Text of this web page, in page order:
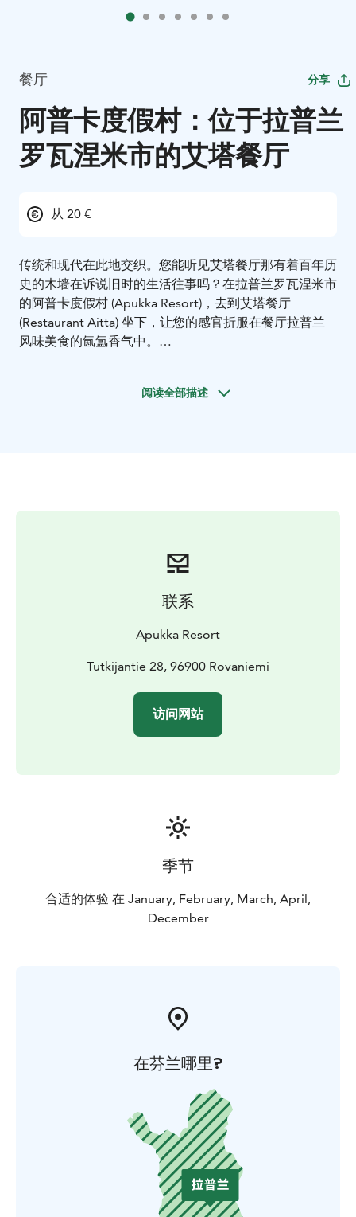
餐厅 分享
阿普卡度假村：位于拉普兰
罗瓦涅米市的艾塔餐厅
从 20 €
传统和现代在此地交织。您能听见艾塔餐厅那有着百年历
史的木墙在诉说旧时的生活往事吗？在拉普兰罗瓦涅米市
的阿普卡度假村 (Apukka Resort)，去到艾塔餐厅
(Restaurant Aitta) 坐下，让您的感官折服在餐厅拉普兰
风味美食的氤氲香气中。
这里，美酒佳酿有求必应。阅读全部描述
联系
Apukka Resort
Tutkijantie 28, 96900 Rovaniemi
访问网站
季节
合适的体验 在 January, February, March, April,
December
在芬兰哪里?